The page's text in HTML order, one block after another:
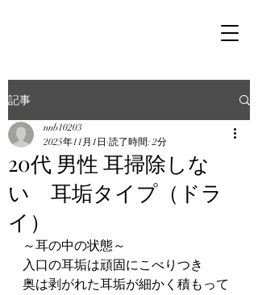
記事
20代 男性 耳掃除しな
い 耳垢タイプ（ドラ
イ）
nnb10203
2025年11月1日 読了時間: 2分
～耳の中の状態～
入口の耳垢は頑固にこべりつき
奥は剥がれた耳垢が細かく積もって